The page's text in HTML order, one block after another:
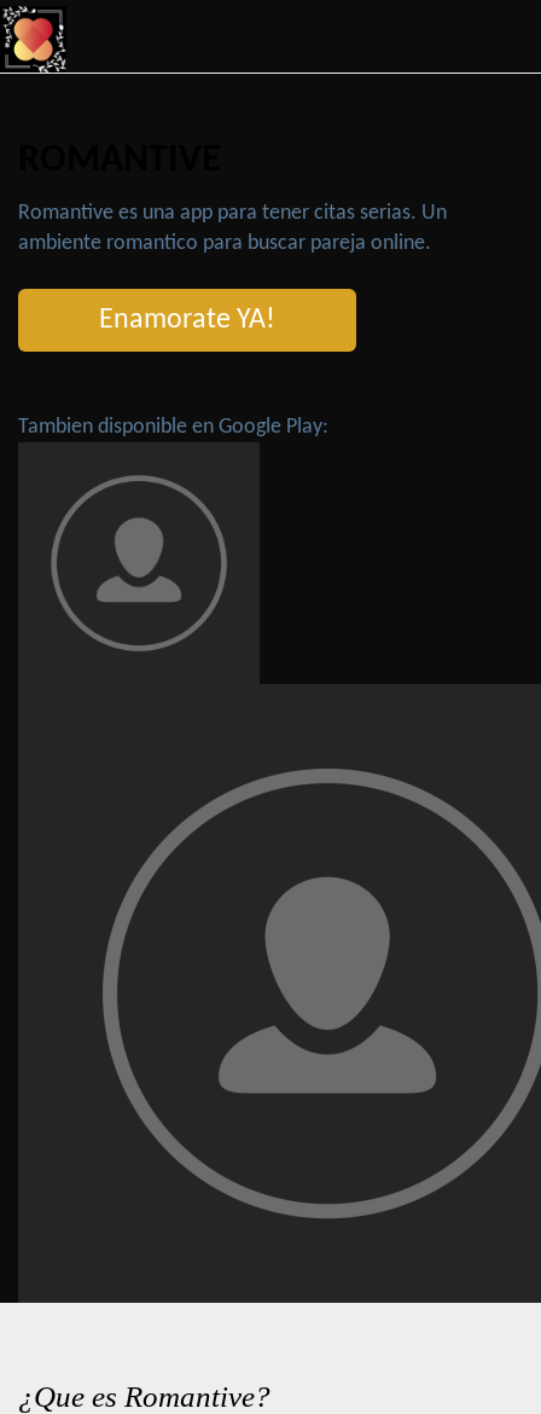
Romantive es una app para tener citas serias. Un
ambiente romantico para buscar pareja online.
Enamorate YA!
Tambien disponible en Google Play:
¿Que es Romantive?